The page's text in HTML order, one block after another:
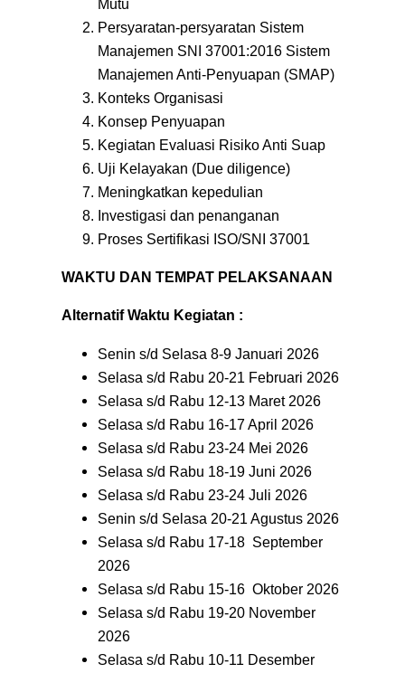
Mutu
Persyaratan-persyaratan Sistem
Manajemen SNI 37001:2016 Sistem
Manajemen Anti-Penyuapan (SMAP)
Konteks Organisasi
Konsep Penyuapan
Kegiatan Evaluasi Risiko Anti Suap
Uji Kelayakan (Due diligence)
Meningkatkan kepedulian
Investigasi dan penanganan
Proses Sertifikasi ISO/SNI 37001
WAKTU DAN TEMPAT PELAKSANAAN
Alternatif Waktu Kegiatan :
Senin s/d Selasa 8-9 Januari 2026
Selasa s/d Rabu 20-21 Februari 2026
Selasa s/d Rabu 12-13 Maret 2026
Selasa s/d Rabu 16-17 April 2026
Selasa s/d Rabu 23-24 Mei 2026
Selasa s/d Rabu 18-19 Juni 2026
Selasa s/d Rabu 23-24 Juli 2026
Senin s/d Selasa 20-21 Agustus 2026
Selasa s/d Rabu 17-18 September
2026
Selasa s/d Rabu 15-16 Oktober 2026
Selasa s/d Rabu 19-20 November
2026
Selasa s/d Rabu 10-11 Desember